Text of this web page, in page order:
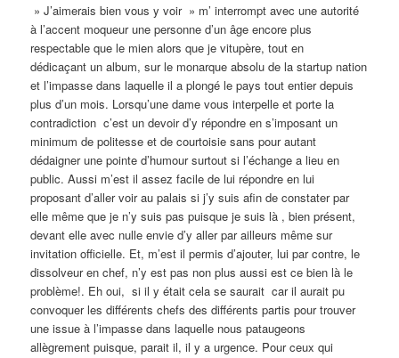
» J’aimerais bien vous y voir » m’ interrompt avec une autorité
à l’accent moqueur une personne d’un âge encore plus
respectable que le mien alors que je vitupère, tout en
dédicaçant un album, sur le monarque absolu de la startup nation
et l’impasse dans laquelle il a plongé le pays tout entier depuis
plus d’un mois. Lorsqu’une dame vous interpelle et porte la
contradiction c’est un devoir d’y répondre en s’imposant un
minimum de politesse et de courtoisie sans pour autant
dédaigner une pointe d’humour surtout si l’échange a lieu en
public. Aussi m’est il assez facile de lui répondre en lui
proposant d’aller voir au palais si j’y suis afin de constater par
elle même que je n’y suis pas puisque je suis là , bien présent,
devant elle avec nulle envie d’y aller par ailleurs même sur
invitation officielle. Et, m’est il permis d’ajouter, lui par contre, le
dissolveur en chef, n’y est pas non plus aussi est ce bien là le
problème!. Eh oui, si il y était cela se saurait car il aurait pu
convoquer les différents chefs des différents partis pour trouver
une issue à l’impasse dans laquelle nous pataugeons
allègrement puisque, parait il, il y a urgence. Pour ceux qui